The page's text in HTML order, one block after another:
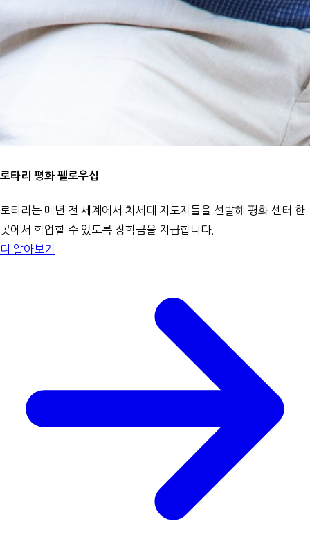
로타리 평화 펠로우십
로타리는 매년 전 세계에서 차세대 지도자들을 선발해 평화 센터 한
곳에서 학업할 수 있도록 장학금을 지급합니다.
더 알아보기